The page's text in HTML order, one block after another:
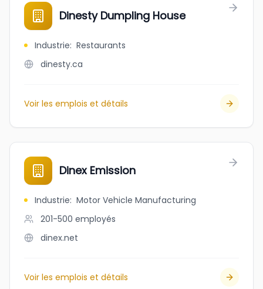
Dinesty Dumpling House
Industrie: Restaurants
dinesty.ca
Voir les emplois et détails
Dinex Emission
Industrie: Motor Vehicle Manufacturing
201-500 employés
dinex.net
Voir les emplois et détails